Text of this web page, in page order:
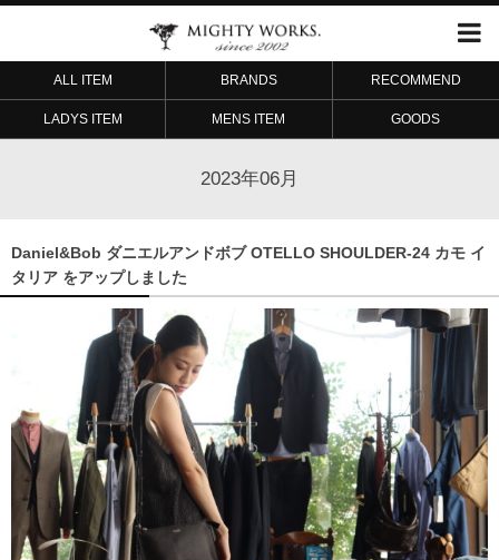
ALL ITEM BRANDS RECOMMEND
LADYS ITEM MENS ITEM GOODS
2023年06月
Daniel&Bob ダニエルアンドボブ OTELLO SHOULDER-24 カモ イ
タリア をアップしました